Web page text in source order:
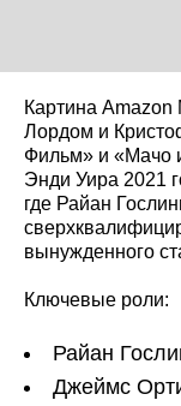
Картина
Лордом и
Фильм» и «Мачо
Энди Уира 2021
где Райан
вынужденного
Ключевые роли:
Райан
Джеймс